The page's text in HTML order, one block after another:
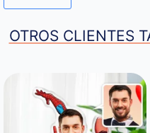
OTROS CLIENTES